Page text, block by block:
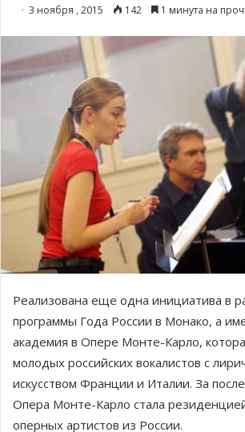
3 ноября , 2015 142 1 минута на
Реализована еще одна инициатива в
программы Года России в Монако, а
академия в Опере Монте-Карло,
молодых российских вокалистов с
искусством Франции и Италии. За
Опера Монте-Карло стала
оперных артистов из России.